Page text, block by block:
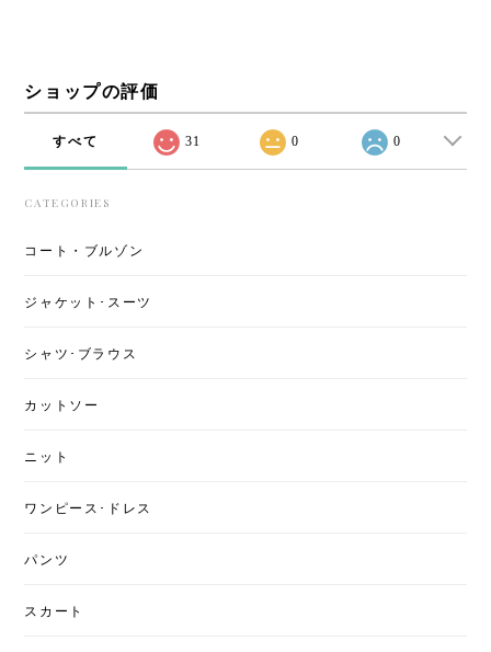
ショップの評価
すべて 31 0 0
CATEGORIES
コート・ブルゾン
ジャケット･スーツ
シャツ･ブラウス
カットソー
ニット
ワンピース･ドレス
パンツ
スカート